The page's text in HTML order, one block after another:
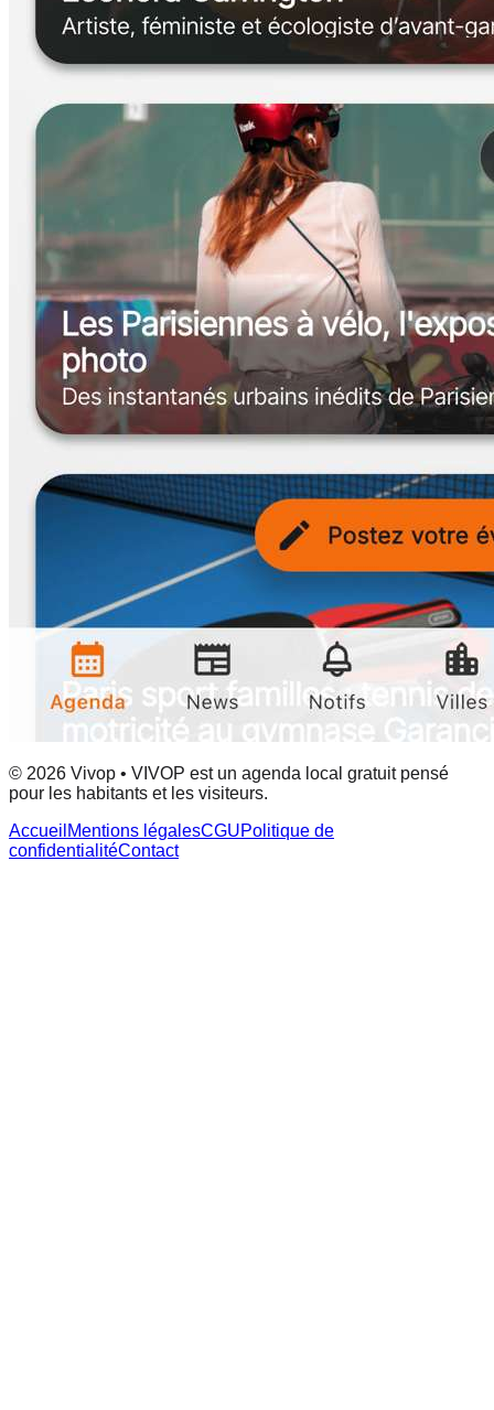
© 2026 Vivop • VIVOP est un agenda local gratuit pensé
pour les habitants et les visiteurs.
Accueil Mentions légalesCGUPolitique de
confidentialitéContact